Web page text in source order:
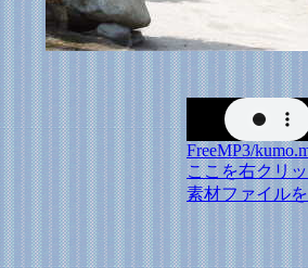
FreeMP3/
ここを右クリ
素材ファイル